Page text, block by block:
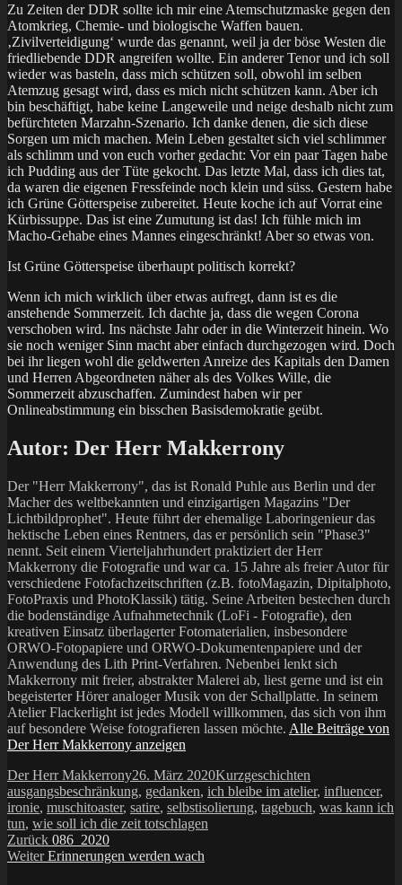
Zu Zeiten der DDR sollte ich mir eine Atemschutzmaske gegen den
Atomkrieg, Chemie- und biologische Waffen bauen.
‚Zivilverteidigung‘ wurde das genannt, weil ja der böse Westen die
friedliebende DDR angreifen wollte. Ein anderer Tenor und ich soll
wieder was basteln, dass mich schützen soll, obwohl im selben
Atemzug gesagt wird, dass es mich nicht schützen kann. Aber ich
bin beschäftigt, habe keine Langeweile und neige deshalb nicht zum
befürchteten Marzahn-Szenario. Ich danke denen, die sich diese
Sorgen um mich machen. Mein Leben gestaltet sich viel schlimmer
als schlimm und von euch vorher gedacht: Vor ein paar Tagen habe
ich Pudding aus der Tüte gekocht. Das letzte Mal, dass ich dies tat,
da waren die eigenen Fressfeinde noch klein und süss. Gestern habe
ich Grüne Götterspeise zubereitet. Heute koche ich auf Vorrat eine
Kürbissuppe. Das ist eine Zumutung ist das! Ich fühle mich im
Macho-Gehabe eines Mannes eingeschränkt! Aber so etwas von.
Ist Grüne Götterspeise überhaupt politisch korrekt?
Wenn ich mich wirklich über etwas aufregt, dann ist es die
anstehende Sommerzeit. Ich dachte ja, dass die wegen Corona
verschoben wird. Ins nächste Jahr oder in die Winterzeit hinein. Wo
sie noch weniger Sinn macht aber einfach durchgezogen wird. Doch
bei ihr liegen wohl die geldwerten Anreize des Kapitals den Damen
und Herren Abgeordneten näher als des Volkes Wille, die
Sommerzeit abzuschaffen. Zumindest haben wir per
Onlineabstimmung ein bisschen Basisdemokratie geübt.
Autor: Der Herr Makkerrony
Der "Herr Makkerrony", das ist Ronald Puhle aus Berlin und der
Macher des weltbekannten und einzigartigen Magazins "Der
Lichtbildprophet". Heute führt der ehemalige Laboringenieur das
hektische Leben eines Rentners, das er persönlich sein "Phase3"
nennt. Seit einem Vierteljahrhundert praktiziert der Herr
Makkerrony die Fotografie und war ca. 15 Jahre als freier Autor für
verschiedene Fotofachzeitschriften (z.B. fotoMagazin, Dipitalphoto,
FotoPraxis und PhotoKlassik) tätig. Seine Arbeiten bestechen durch
die bodenständige Aufnahmetechnik (LoFi - Fotografie), den
kreativen Einsatz überlagerter Fotomaterialien, insbesondere
ORWO-Fotopapiere und ORWO-Dokumentenpapiere und der
Anwendung des Lith Print-Verfahren. Nebenbei lenkt sich
Makkerrony mit freier, abstrakter Malerei ab, liest gerne und ist ein
begeisterter Hörer analoger Musik von der Schallplatte. In seinem
Atelier Flackerlight ist jedes Modell willkommen, das sich von ihm
auf besondere Weise fotografieren lassen möchte. Alle Beiträge von
Der Herr Makkerrony anzeigen
Autor
Der Herr MakkerronyVeröffentlicht
am
26. März 2020Kategorien
Kurzgeschichten
ausgangsbeschränkung, gedanken, ich bleibe im atelier, influencer,
ironie, muschitoaster, satire, selbstisolierung, tagebuch, was kann ich
tun, wie soll ich die zeit totschlagen
Beitragsnavigation
Zurück Vorheriger
Beitrag:
086_2020
Weiter Nächster
Erinnerungen werden wach